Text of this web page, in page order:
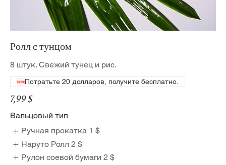
Ролл с тунцом
8 штук. Свежий тунец и рис.
7,99 $
Потратьте 20 долларов, получите бесплатно.
Вальцовый тип
Ручная прокатка 1 $
Наруто Ролл 2 $
Рулон соевой бумаги 2 $